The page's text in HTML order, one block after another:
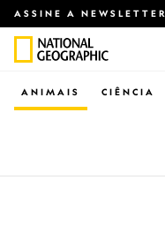
ASSINE A NEWSLETTER
CIÊNCIA
ANIMAIS